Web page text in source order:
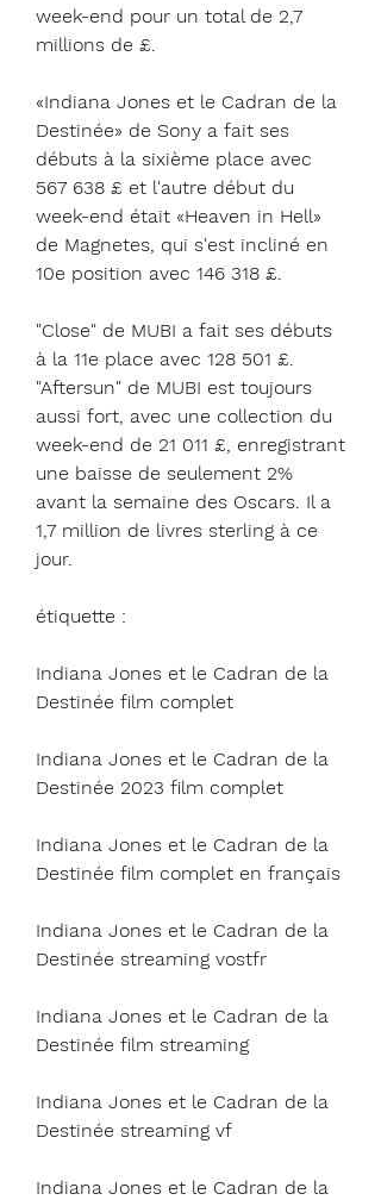
week-end pour un total de 2,7
millions de £.
«Indiana Jones et le Cadran de la
Destinée» de Sony a fait ses
débuts à la sixième place avec
567 638 £ et l'autre début du
week-end était «Heaven in Hell»
de Magnetes, qui s'est incliné en
10e position avec 146 318 £.
"Close" de MUBI a fait ses débuts
à la 11e place avec 128 501 £.
"Aftersun" de MUBI est toujours
aussi fort, avec une collection du
week-end de 21 011 £, enregistrant
une baisse de seulement 2%
avant la semaine des Oscars. Il a
1,7 million de livres sterling à ce
jour.
étiquette :
Indiana Jones et le Cadran de la
Destinée film complet
Indiana Jones et le Cadran de la
Destinée 2023 film complet
Indiana Jones et le Cadran de la
Destinée film complet en français
Indiana Jones et le Cadran de la
Destinée streaming vostfr
Indiana Jones et le Cadran de la
Destinée film streaming
Indiana Jones et le Cadran de la
Destinée streaming vf
Indiana Jones et le Cadran de la